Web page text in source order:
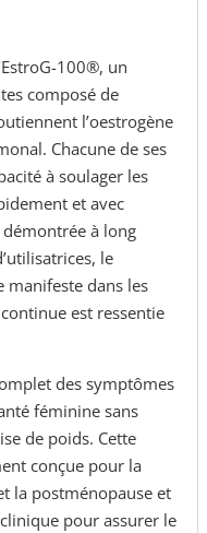
100®, un
composé de
l’oestrogène
Chacune de ses
à soulager les
et avec
à long
le
manifeste dans les
est ressentie
des symptômes
féminine sans
de poids. Cette
conçue pour la
la postménopause et
pour assurer le